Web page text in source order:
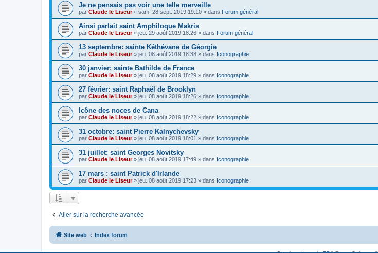
Je ne pensais pas voir une telle merveille
par Claude le Liseur» sam. 28 sept. 2019 19:10 » dans Forum général
Ainsi parlait saint Amphiloque Makris
par Claude le Liseur» jeu. 29 août 2019 18:26 » dans Forum général
13 septembre: sainte Kéthévane de Géorgie
par Claude le Liseur» jeu. 08 août 2019 18:38 » dans Iconographie
30 janvier: sainte Bathilde de France
par Claude le Liseur» jeu. 08 août 2019 18:29 » dans Iconographie
27 février: saint Raphaël de Brooklyn
par Claude le Liseur» jeu. 08 août 2019 18:26 » dans Iconographie
Icône des noces de Cana
par Claude le Liseur» jeu. 08 août 2019 18:22 » dans Iconographie
31 octobre: saint Pierre Kalnychevsky
par Claude le Liseur» jeu. 08 août 2019 18:01 » dans Iconographie
31 juillet: saint Georges Novitsky
par Claude le Liseur» jeu. 08 août 2019 17:49 » dans Iconographie
17 mars : saint Patrick d'Irlande
par Claude le Liseur» jeu. 08 août 2019 17:23 » dans Iconographie
Aller sur la recherche avancée
Site web Index forum